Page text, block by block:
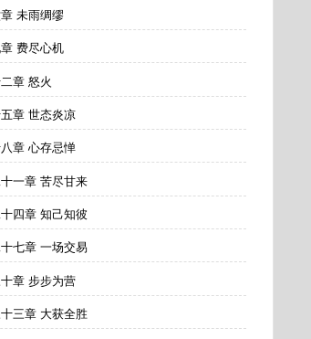
未雨绸缪
费尽心机
章 怒火
章 世态炎凉
章 心存忌惮
一章 苦尽甘来
四章 知己知彼
七章 一场交易
章 步步为营
三章 大获全胜